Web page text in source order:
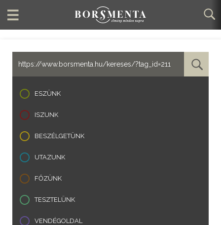
ESZÜNK
ISZUNK
BESZÉLGETÜNK
UTAZUNK
FŐZÜNK
TESZTELÜNK
VENDÉGOLDAL